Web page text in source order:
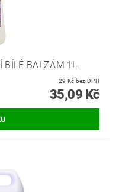
BÍLÉ BALZÁM 1L
29 Kč bez DPH
35,09 Kč